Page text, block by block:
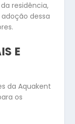
residência,
dessa
E
da Aquakent
os